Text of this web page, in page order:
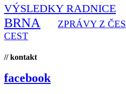
VÝSLEDKY RADNICE
BRNA
ZPRÁVY Z
CEST
// kontakt
facebook